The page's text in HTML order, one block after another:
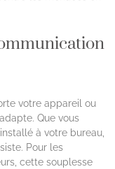
votre appareil ou
Que vous
à votre bureau,
Pour les
cette souplesse